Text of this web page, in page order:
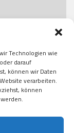
Technologien wie
darauf
können wir Daten
verarbeiten.
können